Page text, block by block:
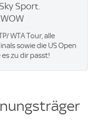
Sport.
WTA Tour, alle
sowie die US Open
es zu dir passt!